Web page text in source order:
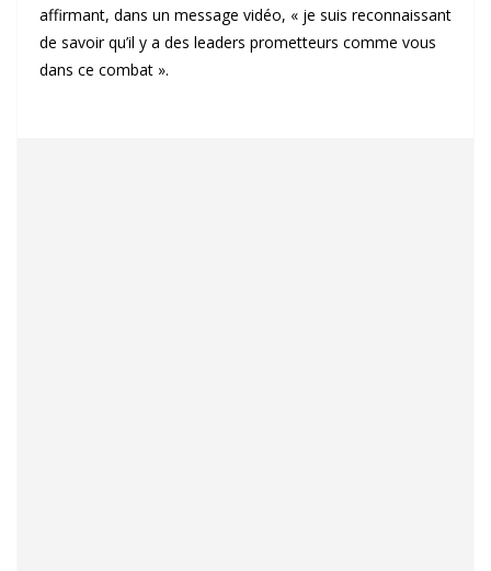
affirmant, dans un message vidéo, « je suis reconnaissant
de savoir qu’il y a des leaders prometteurs comme vous
dans ce combat ».